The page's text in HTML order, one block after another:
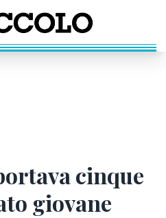
cinque
giovane